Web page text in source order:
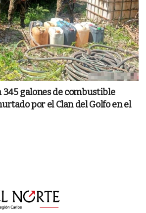
galones de combustible
por el Clan del Golfo en el